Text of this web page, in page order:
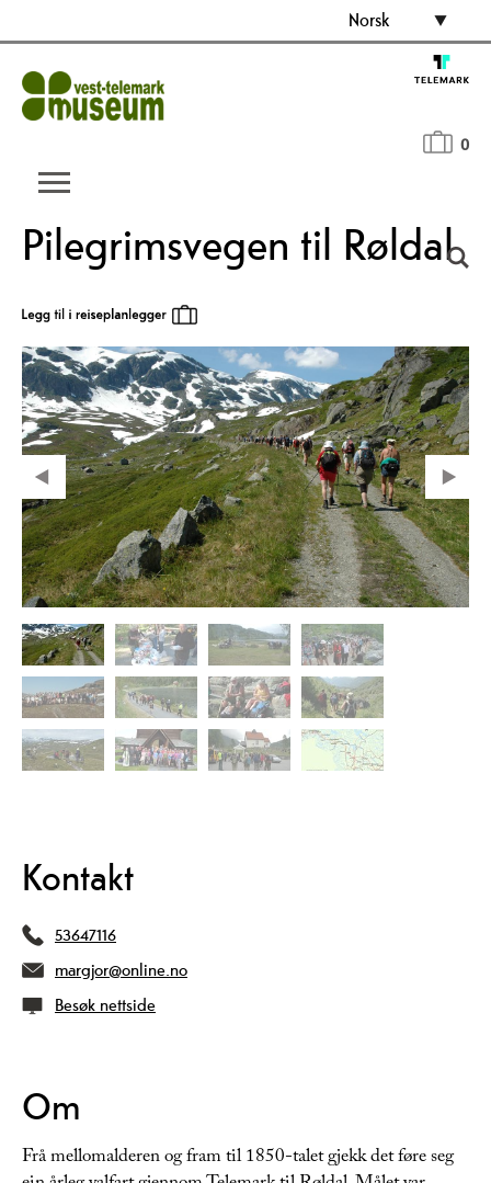
Norsk
0
Pilegrimsvegen til Røldal
Kontakt
53647116
margjor@online.no
Besøk nettside
Om
Frå mellomalderen og fram til 1850-talet gjekk det føre seg